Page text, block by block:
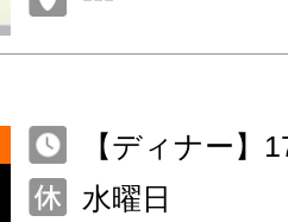
【ディナー】
【ランチ】
水曜日